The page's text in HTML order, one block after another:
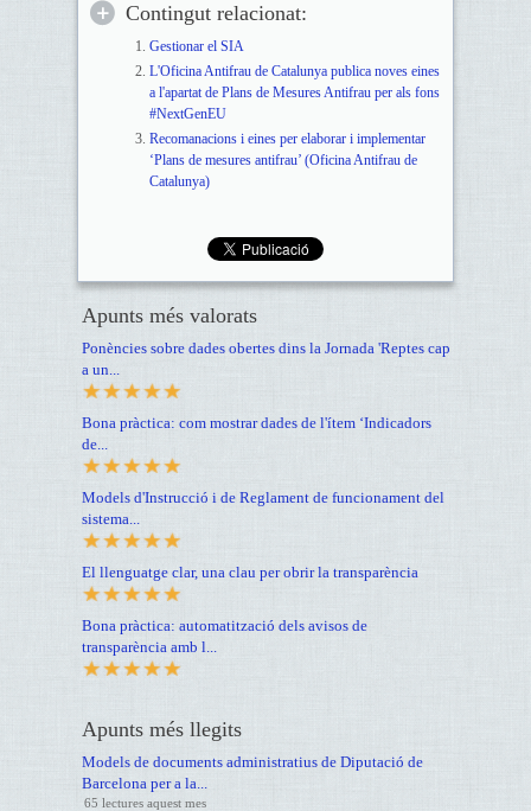
Contingut relacionat:
Gestionar el SIA
L'Oficina Antifrau de Catalunya publica noves eines
a l'apartat de Plans de Mesures Antifrau per als fons
#NextGenEU
Recomanacions i eines per elaborar i implementar
‘Plans de mesures antifrau’ (Oficina Antifrau de
Catalunya)
Apunts més valorats
Ponències sobre dades obertes dins la Jornada 'Reptes cap
a un...
Bona pràctica: com mostrar dades de l'ítem ‘Indicadors
de...
Models d'Instrucció i de Reglament de funcionament del
sistema...
El llenguatge clar, una clau per obrir la transparència
Bona pràctica: automatització dels avisos de
transparència amb l...
Apunts més llegits
Models de documents administratius de Diputació de
Barcelona per a la...
65 lectures aquest mes